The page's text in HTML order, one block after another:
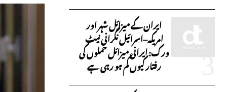
ایران کے میزائل شہر اور
امریکہ–اسرائیل نگرانی نیٹ
ورک: ایرانی میزائل حملوں کی
رفتار کیوں کم ہو رہی ہے